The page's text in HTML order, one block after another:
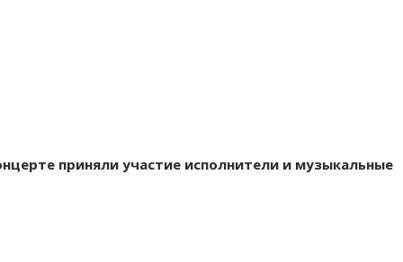
приняли участие исполнители и музыкальные